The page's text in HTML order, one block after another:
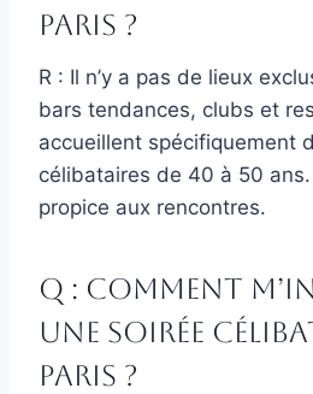
Paris ?
R : Il n’y a pas de lieux
bars tendances, clubs et
accueillent spécifiquement
célibataires de 40 à 50 ans.
propice aux rencontres.
Q : Comment
une soirée
Paris ?